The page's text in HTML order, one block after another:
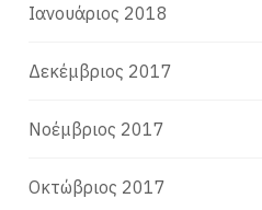
Ιανουάριος 2018
Δεκέμβριος 2017
Νοέμβριος 2017
Οκτώβριος 2017